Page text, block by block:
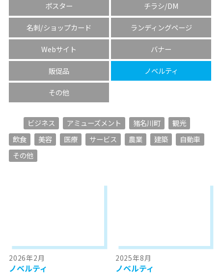
ポスター チラシ/DM
名刺/ショップカード ランディングページ
Webサイト バナー
販促品 ノベルティ
その他
ビジネス アミューズメント 猪名川町
観光
飲食
美容 医療 サービス 農業 建築
自動車
その他
2026年2月
ノベルティ
2025年8月
ノベルティ